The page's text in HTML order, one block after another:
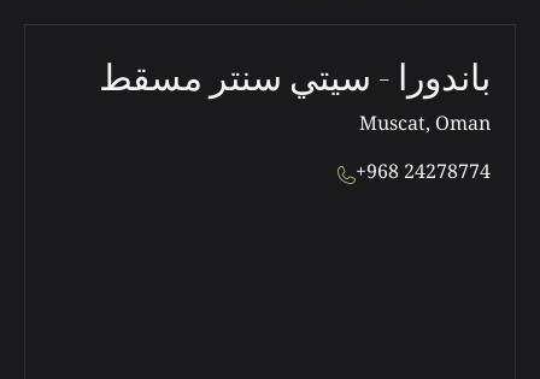
باندورا - سيتي سنتر مسقط
Muscat, Oman
+968 24278774